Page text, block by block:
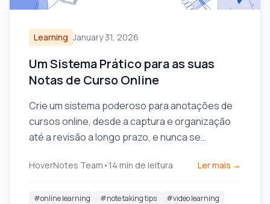
Learning January 31, 2026
Um Sistema Prático para as suas
Notas de Curso Online
Crie um sistema poderoso para anotações de
cursos online, desde a captura e organização
até a revisão a longo prazo, e nunca se
HoverNotes Team • 14 min de leitura Ler mais →
#online learning #note taking tips #video learning